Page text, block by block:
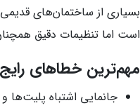
بسیاری از ساختمان‌های
است اما تنظیمات دقیق
مهم‌ترین خطاهای
جانمایی اشتباه پلیت‌ها